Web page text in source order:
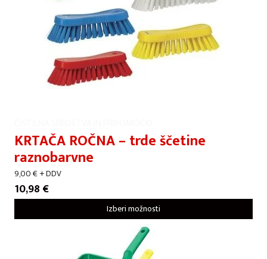
KRTAČA ROČNA – trde ščetine
raznobarvne
9,00€+ DDV
10,98 €
Izberi možnosti